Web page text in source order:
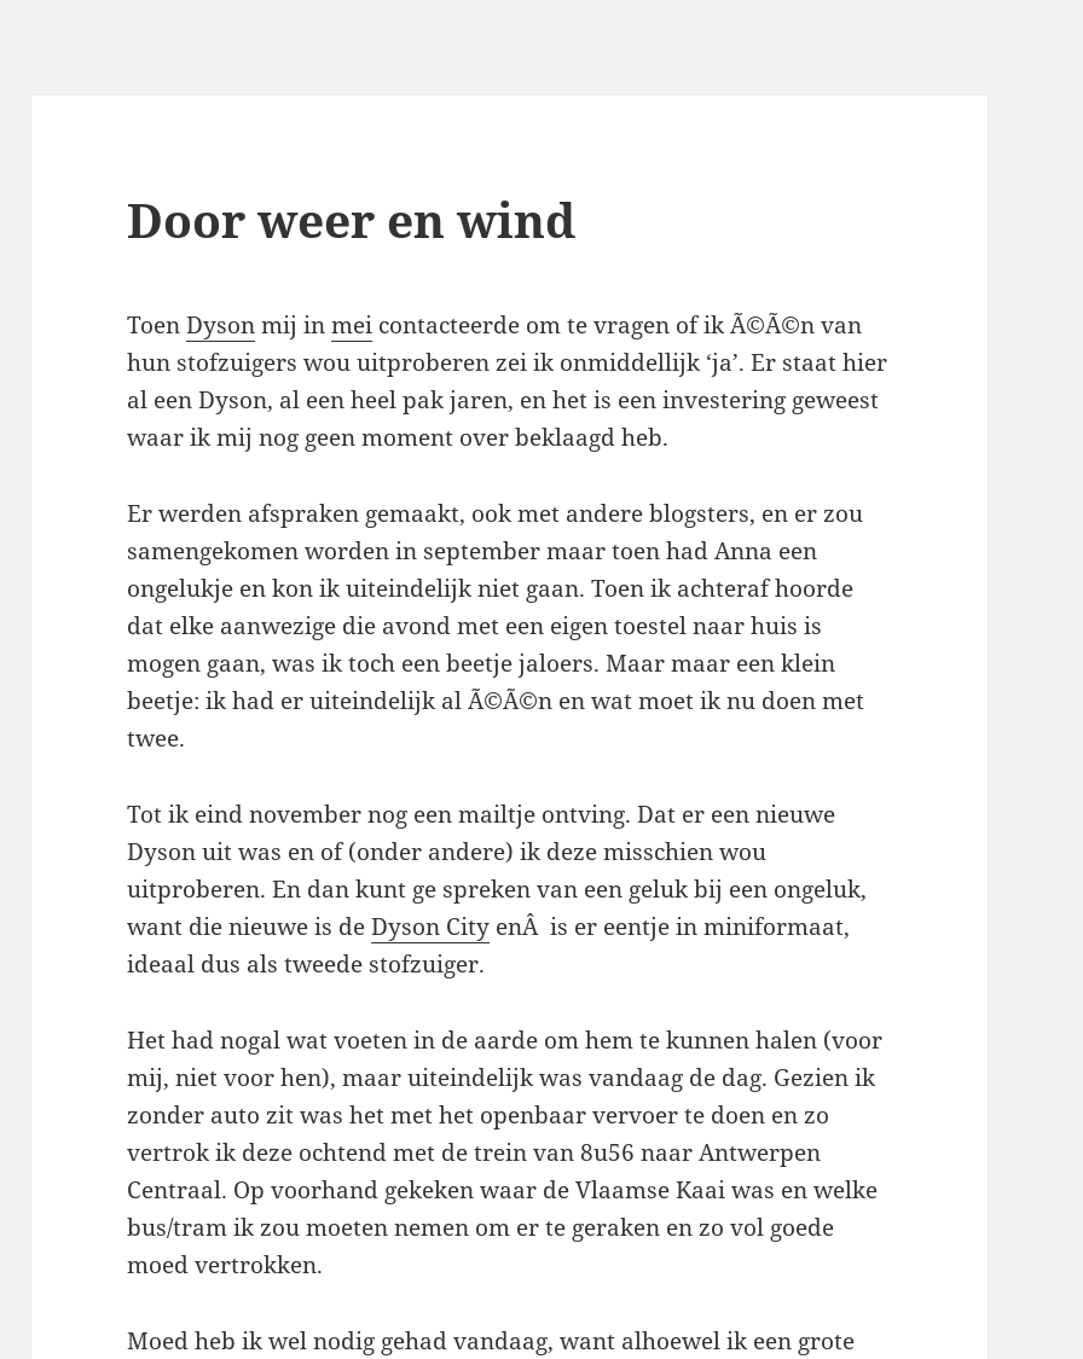
Door weer en wind
ToenDysonmij inmei contacteerde om te vragen of ik Ã©Ã©n van
hun stofzuigers wou uitproberen zei ik onmiddellijk ‘ja’. Er staat hier
al een Dyson, al een heel pak jaren, en het is een investering geweest
waar ik mij nog geen moment over beklaagd heb.
Er werden afspraken gemaakt, ook met andere blogsters, en er zou
samengekomen worden in september maar toen had Anna een
ongelukje en kon ik uiteindelijk niet gaan. Toen ik achteraf hoorde
dat elke aanwezige die avond met een eigen toestel naar huis is
mogen gaan, was ik toch een beetje jaloers. Maar maar een klein
beetje: ik had er uiteindelijk al Ã©Ã©n en wat moet ik nu doen met
twee.
Tot ik eind november nog een mailtje ontving. Dat er een nieuwe
Dyson uit was en of (onder andere) ik deze misschien wou
uitproberen. En dan kunt ge spreken van een geluk bij een ongeluk,
want die nieuwe is deDyson City enÂ is er eentje in miniformaat,
ideaal dus als tweede stofzuiger.
Het had nogal wat voeten in de aarde om hem te kunnen halen (voor
mij, niet voor hen), maar uiteindelijk was vandaag de dag. Gezien ik
zonder auto zit was het met het openbaar vervoer te doen en zo
vertrok ik deze ochtend met de trein van 8u56 naar Antwerpen
Centraal. Op voorhand gekeken waar de Vlaamse Kaai was en welke
bus/tram ik zou moeten nemen om er te geraken en zo vol goede
moed vertrokken.
Moed heb ik wel nodig gehad vandaag, want alhoewel ik een grote